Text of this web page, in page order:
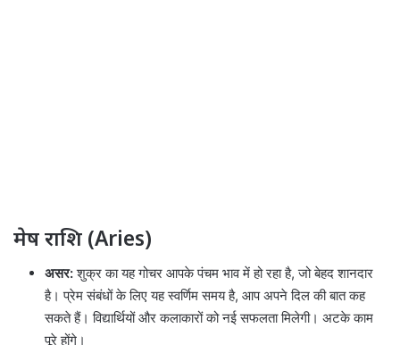
मेष राशि (Aries)
असर:शुक्र का यह गोचर आपके पंचम भाव में हो रहा है, जो बेहद शानदार
है। प्रेम संबंधों के लिए यह स्वर्णिम समय है, आप अपने दिल की बात कह
सकते हैं। विद्यार्थियों और कलाकारों को नई सफलता मिलेगी। अटके काम
पूरे होंगे।